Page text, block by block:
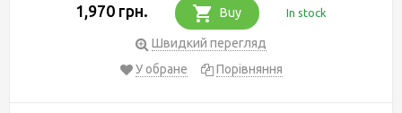
1,970 грн. Buy In stock
Швидкий перегляд
У обране
Порівняння